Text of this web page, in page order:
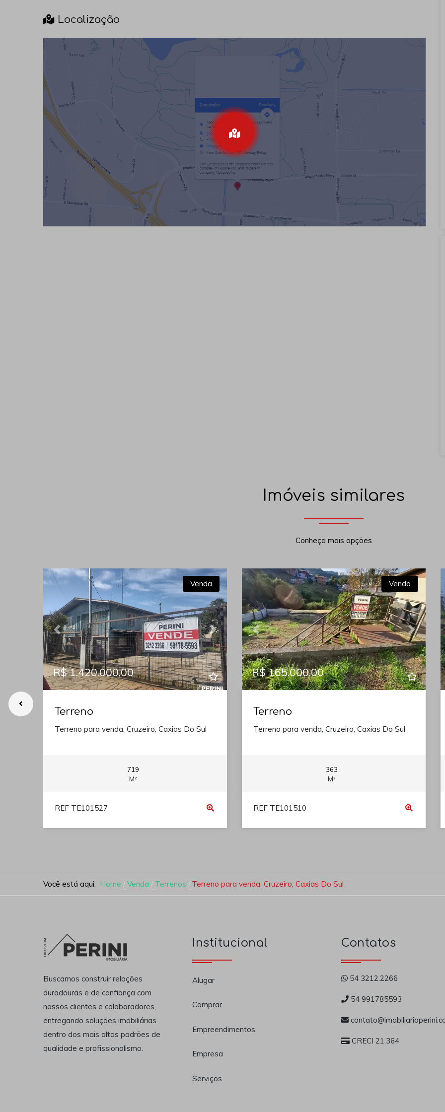
Localização
Imóveis similares
Conheça mais opções
Previous Next
Venda
R$ 1.420.000,00
Terreno
Terreno para venda, Cruzeiro, Caxias Do Sul
719
M²
REF TE101527
Previous Next
Venda
R$ 165.000,00
Terreno
Terreno para venda, Cruzeiro, Caxias Do Sul
363
M²
REF TE101510
Você está aqui: Home Venda Terrenos Terreno para venda, Cruzeiro, Caxias Do Sul
Buscamos construir relações
duradouras e de confiança com
nossos clientes e colaboradores,
entregando soluções imobiliárias
dentro dos mais altos padrões de
qualidade e profissionalismo.
Institucional
Alugar
Comprar
Empreendimentos
Empresa
Serviços
Contatos
54 3212.2266
54 991785593
CRECI 21.364